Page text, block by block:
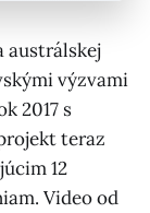
austrálskej
výzvami
2017 s
teraz
12
Video od